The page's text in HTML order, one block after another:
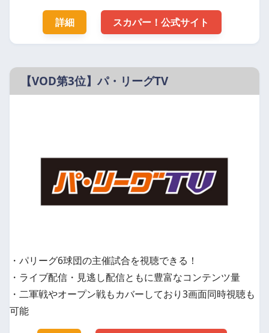
詳細 スカパー！公式サイト
【VOD第3位】パ・リーグTV
・パリーグ6球団の主催試合を視聴できる！
・ライブ配信・見逃し配信ともに豊富なコンテンツ量
・二軍戦やオープン戦もカバーしており3画面同時視聴も
可能